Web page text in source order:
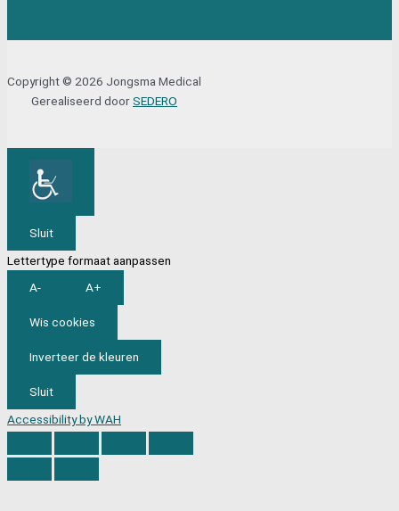
Copyright © 2026 Jongsma Medical
Gerealiseerd doorSEDERO
Sluit
Lettertype formaat aanpassen
A-
A+
Wis cookies
Inverteer de kleuren
Sluit
Accessibility by WAH